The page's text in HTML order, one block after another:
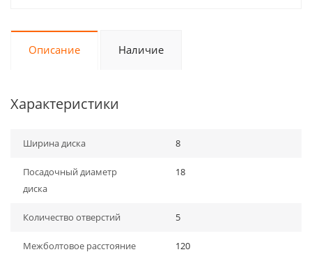
Описание Наличие
Характеристики
Ширина диска 8
Посадочный диаметр
диска
18
Количество отверстий 5
Межболтовое расстояние 120